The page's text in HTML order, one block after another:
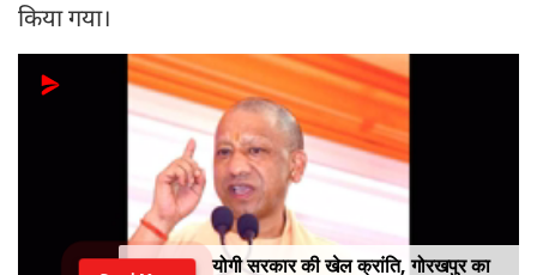
किया गया।
योगी सरकार की खेल क्रांति, गोरखपुर का